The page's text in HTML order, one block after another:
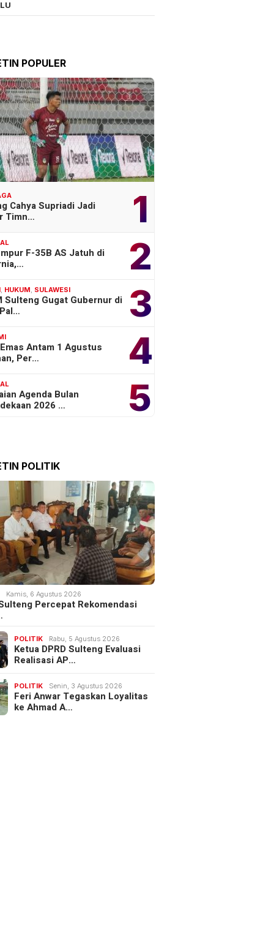
POPULER
1
Cahya Supriadi Jadi
Timn…
2
F-35B AS Jatuh di
3
HUKUM SULAWESI
Sulteng Gugat Gubernur di
4
Antam 1 Agustus
Per…
5
Agenda Bulan
2026 …
POLITIK
Kamis, 6 Agustus 2026
Percepat Rekomendasi
POLITIK Rabu, 5 Agustus 2026
Ketua DPRD Sulteng Evaluasi
Realisasi AP…
POLITIK Senin, 3 Agustus 2026
Feri Anwar Tegaskan Loyalitas
ke Ahmad A…